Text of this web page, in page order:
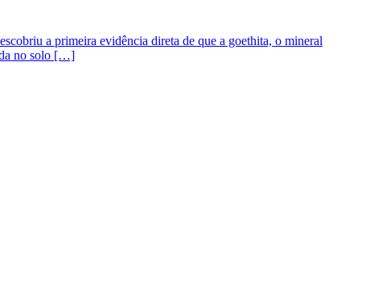
a primeira evidência direta de que a goethita, o mineral
no solo […]